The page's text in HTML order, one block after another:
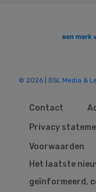
© 2026 | BSL Media &
Contact
Privacy
Voorwaarden
Het laatste
geïnformeerd,